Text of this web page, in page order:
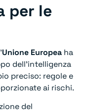
per le
Unione Europea ha
dell’intelligenza
preciso: regole e
ai rischi.
del